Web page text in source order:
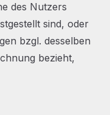
des Nutzers
sind, oder
bzgl. desselben
bezieht,